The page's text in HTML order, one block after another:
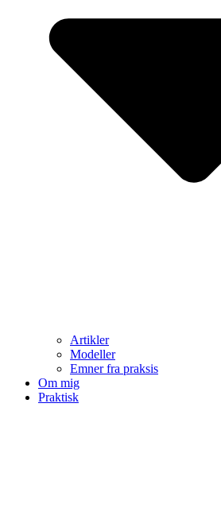
Artikler
Modeller
Emner fra praksis
Om mig
Praktisk